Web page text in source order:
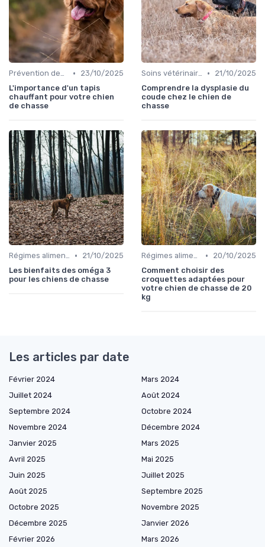
Prévention des blessures •
23/10/2025
L'importance d'un tapis
chauffant pour votre chien
de chasse
Soins vétérinaires pour chiens de chasse •
21/10/2025
Comprendre la dysplasie du
coude chez le chien de
chasse
Régimes alimentaires spécifiques •
21/10/2025
Les bienfaits des oméga 3
pour les chiens de chasse
Régimes alimentaires spécifiques •
20/10/2025
Comment choisir des
croquettes adaptées pour
votre chien de chasse de 20
kg
Les articles par date
Février 2024
Mars 2024
Juillet 2024
Août 2024
Septembre 2024
Octobre 2024
Novembre 2024
Décembre 2024
Janvier 2025
Mars 2025
Avril 2025
Mai 2025
Juin 2025
Juillet 2025
Août 2025
Septembre 2025
Octobre 2025
Novembre 2025
Décembre 2025
Janvier 2026
Février 2026
Mars 2026